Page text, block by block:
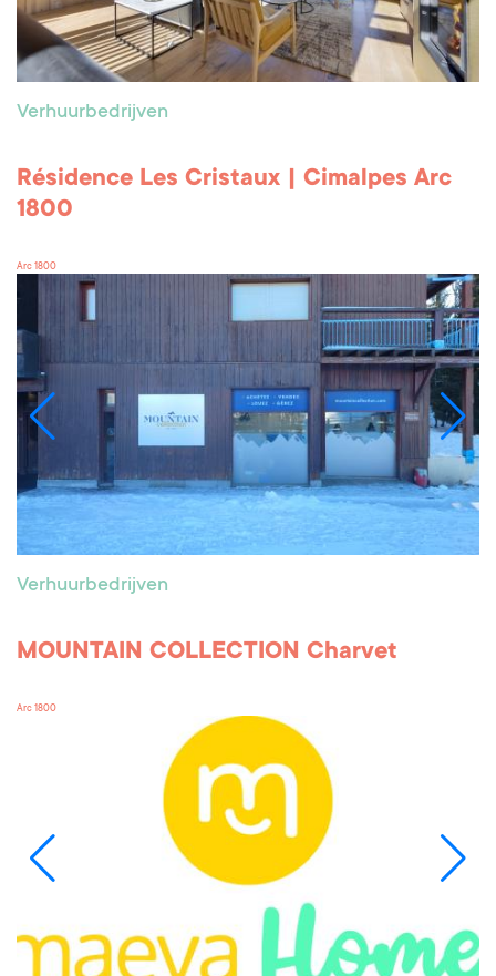
Verhuurbedrijven
Résidence Les Cristaux | Cimalpes Arc
1800
Arc 1800
Verhuurbedrijven
MOUNTAIN COLLECTION Charvet
Arc 1800